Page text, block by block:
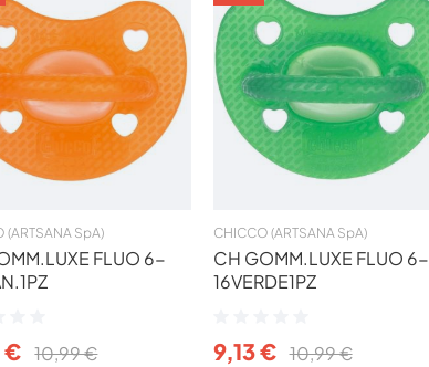
(ARTSANA SpA)
FLUO 6-
€ 10,99 €
AI
PREFERITI
CHICCO (ARTSANA SpA)
CH GOMM.LUXE FLUO 6-
16VERDE1PZ
9,13 € 10,99 €